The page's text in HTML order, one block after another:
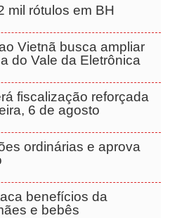
mil rótulos em BH
Vietnã busca ampliar
do Vale da Eletrônica
fiscalização reforçada
6 de agosto
ordinárias e aprova
benefícios da
e bebês